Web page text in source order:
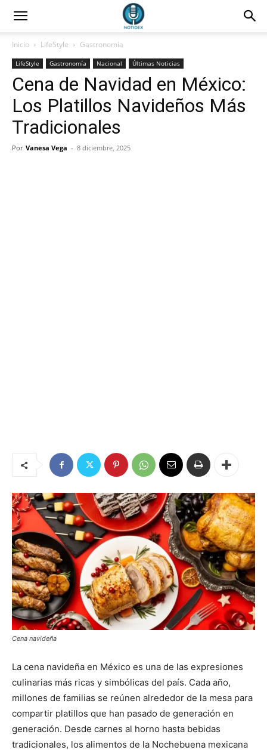
Inicio LifeStyle Gastronomía
LifeStyle Gastronomía Nacional Últimas Noticias
Cena de Navidad en México:
Los Platillos Navideños Más
Tradicionales
Por Vanesa Vega - 8 diciembre, 2025
Cena navideña
La cena navideña en México es una de las expresiones
culinarias más ricas y simbólicas del país. Cada año,
millones de familias se reúnen alrededor de la mesa para
compartir platillos que han pasado de generación en
generación. Desde carnes al horno hasta bebidas
tradicionales, los alimentos de la Nochebuena mexicana